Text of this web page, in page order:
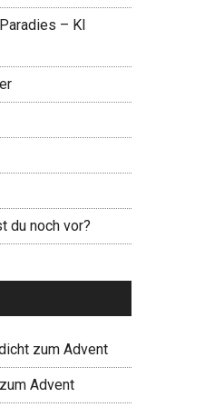
– KI
du noch vor?
zum Advent
Advent